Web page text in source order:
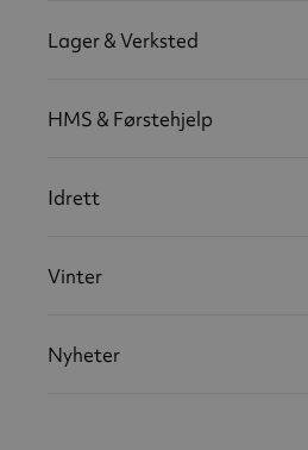
Lager & Verksted
HMS & Førstehjelp
Idrett
Vinter
Nyheter